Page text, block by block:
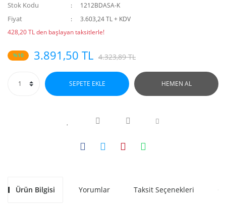
Stok Kodu 1212BDASA-K
Fiyat
3.603,24 TL + KDV
428,20 TL den başlayan taksitlerle!
%10 3.891,50 TL 4.323,89 TL
SEPETE EKLE HEMEN AL
Ürün Bilgisi Yorumlar Taksit Seçenekleri